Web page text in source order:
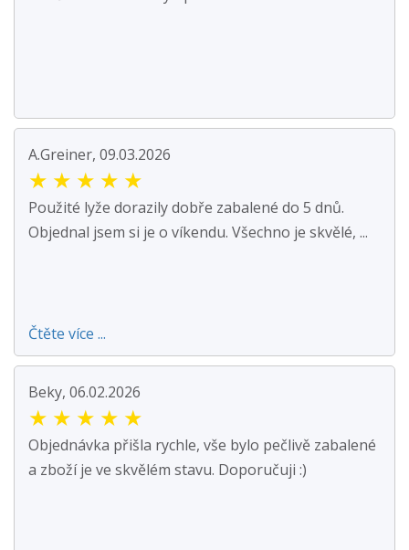
A.Greiner, 09.03.2026
★ ★ ★ ★ ★
Použité lyže dorazily dobře zabalené do 5 dnů.
Objednal jsem si je o víkendu. Všechno je skvělé, ...
Čtěte více ...
Beky, 06.02.2026
★ ★ ★ ★ ★
Objednávka přišla rychle, vše bylo pečlivě zabalené
a zboží je ve skvělém stavu. Doporučuji :)